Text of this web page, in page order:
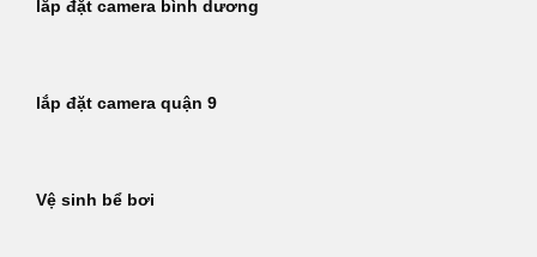
lắp đặt camera bình dương
lắp đặt camera quận 9
Vệ sinh bể bơi